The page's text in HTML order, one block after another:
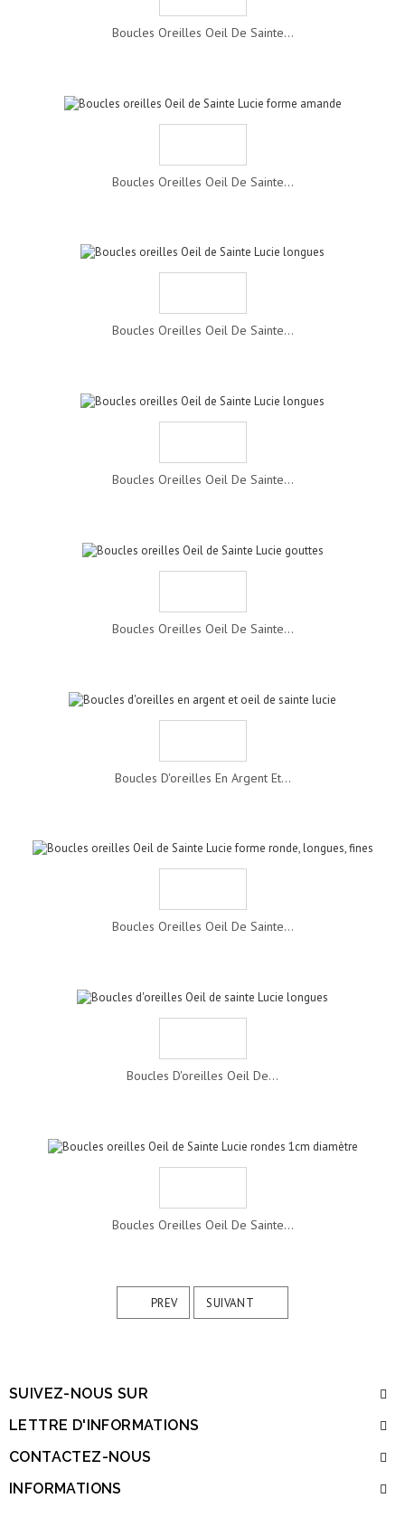
Boucles Oreilles Oeil De Sainte...
Boucles Oreilles Oeil De Sainte...
Boucles Oreilles Oeil De Sainte...
Boucles Oreilles Oeil De Sainte...
Boucles Oreilles Oeil De Sainte...
Boucles D'oreilles En Argent Et...
Boucles Oreilles Oeil De Sainte...
Boucles D'oreilles Oeil De...
Boucles Oreilles Oeil De Sainte...
PREV SUIVANT
SUIVEZ-NOUS SUR
LETTRE D'INFORMATIONS
CONTACTEZ-NOUS
INFORMATIONS